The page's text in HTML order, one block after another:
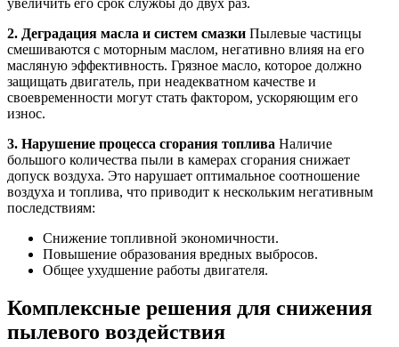
увеличить его срок службы до двух раз.
2. Деградация масла и систем смазки Пылевые частицы
смешиваются с моторным маслом, негативно влияя на его
масляную эффективность. Грязное масло, которое должно
защищать двигатель, при неадекватном качестве и
своевременности могут стать фактором, ускоряющим его
износ.
3. Нарушение процесса сгорания топлива Наличие
большого количества пыли в камерах сгорания снижает
допуск воздуха. Это нарушает оптимальное соотношение
воздуха и топлива, что приводит к нескольким негативным
последствиям:
Снижение топливной экономичности.
Повышение образования вредных выбросов.
Общее ухудшение работы двигателя.
Комплексные решения для снижения
пылевого воздействия